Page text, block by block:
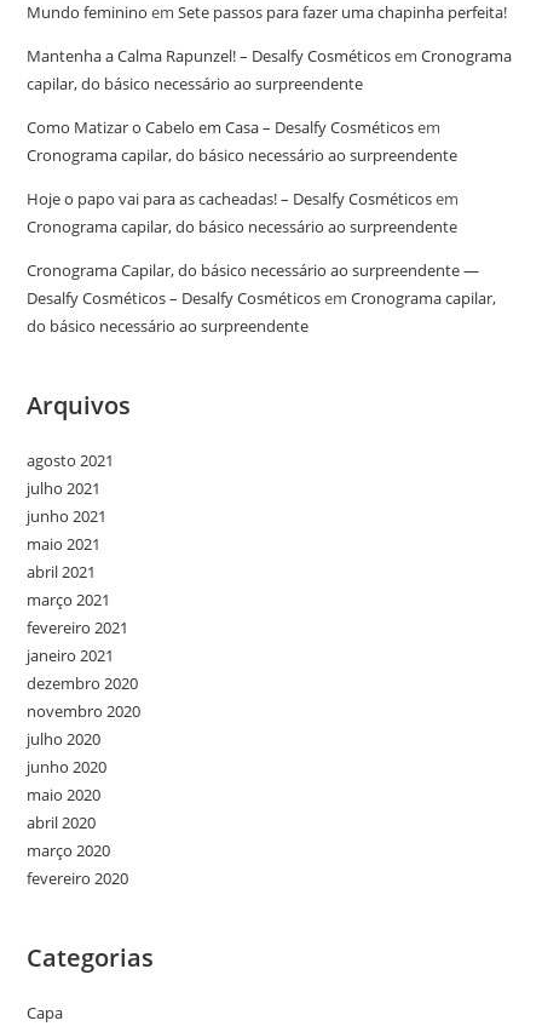
Mundo feminino emSete passos para fazer uma chapinha perfeita!
Mantenha a Calma Rapunzel! – Desalfy CosméticosemCronograma
capilar, do básico necessário ao surpreendente
Como Matizar o Cabelo em Casa – Desalfy Cosméticosem
Cronograma capilar, do básico necessário ao surpreendente
Hoje o papo vai para as cacheadas! – Desalfy Cosméticosem
Cronograma capilar, do básico necessário ao surpreendente
Cronograma Capilar, do básico necessário ao surpreendente —
Desalfy Cosméticos – Desalfy CosméticosemCronograma capilar,
do básico necessário ao surpreendente
Arquivos
agosto 2021
julho 2021
junho 2021
maio 2021
abril 2021
março 2021
fevereiro 2021
janeiro 2021
dezembro 2020
novembro 2020
julho 2020
junho 2020
maio 2020
abril 2020
março 2020
fevereiro 2020
Categorias
Capa